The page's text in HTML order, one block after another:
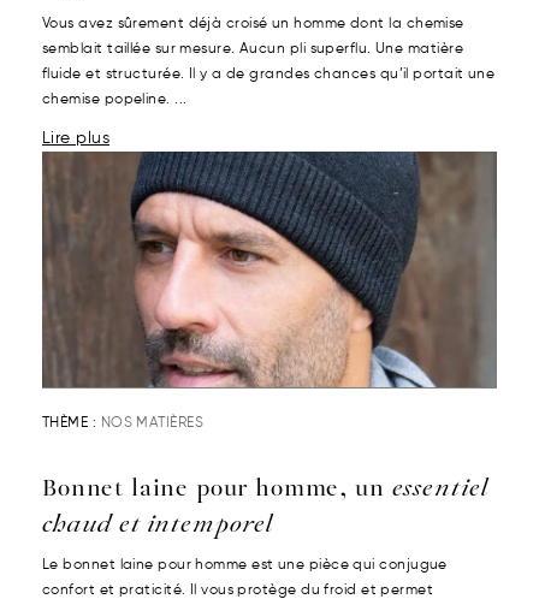
Vous avez sûrement déjà croisé un homme dont la chemise
semblait taillée sur mesure. Aucun pli superflu. Une matière
fluide et structurée. Il y a de grandes chances qu’il portait une
chemise popeline. ...
Lire plus
THÈME : NOS MATIÈRES
Bonnet laine pour homme, un essentiel
chaud et intemporel
Le bonnet laine pour homme est une pièce qui conjugue
confort et praticité. Il vous protège du froid et permet